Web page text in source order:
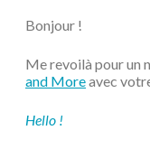
Bonjour !
Me revoilà pour un
and Moreavec
Hello !